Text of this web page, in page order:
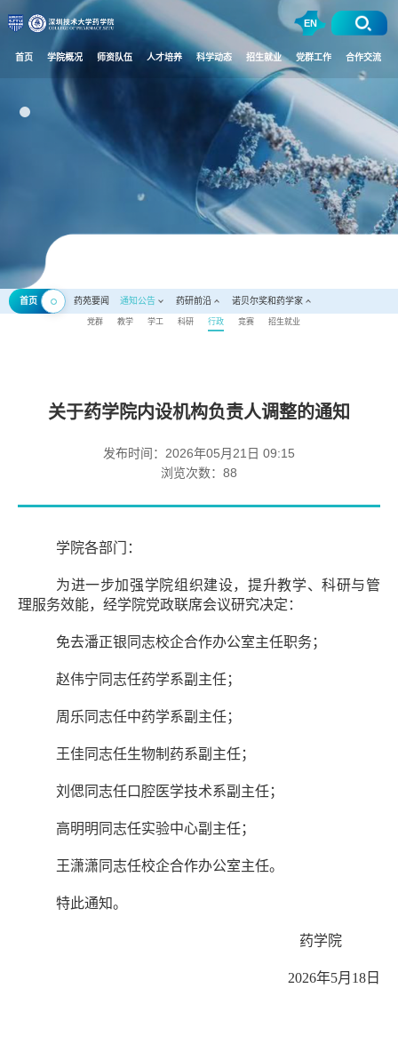
首页 学院概况 师资队伍 人才培养 科学动态 招生就业 党群工作 合作交流
EN
首页 药苑要闻 通知公告
党群 教学 学工 科研 行政 竞赛 招生就业
药研前沿 诺贝尔奖和药学家
关于药学院内设机构负责人调整的通知
发布时间：2026年05月21日 09:15
浏览次数： 88
学院各部门：
为进一步加强学院组织建设，提升教学、科研与管
理服务效能，经学院党政联席会议研究决定：
免去潘正银同志校企合作办公室主任职务；
赵伟宁同志任药学系副主任；
周乐同志任中药学系副主任；
王佳同志任生物制药系副主任；
刘 偲 同志任口腔医学技术系副主任；
高明明同志任实验中心副主任；
王潇潇同志任校企合作办公室主任。
特此通知。
药学院
2026年5月 18 日